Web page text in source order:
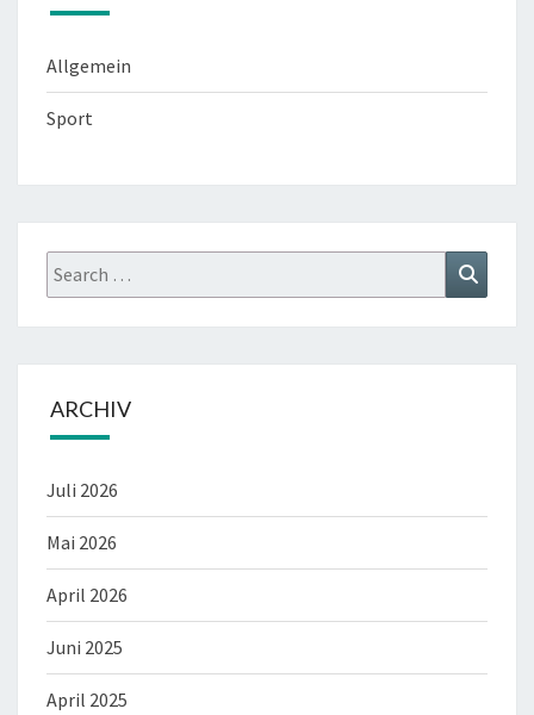
Allgemein
Sport
Search
for:
ARCHIV
Juli 2026
Mai 2026
April 2026
Juni 2025
April 2025